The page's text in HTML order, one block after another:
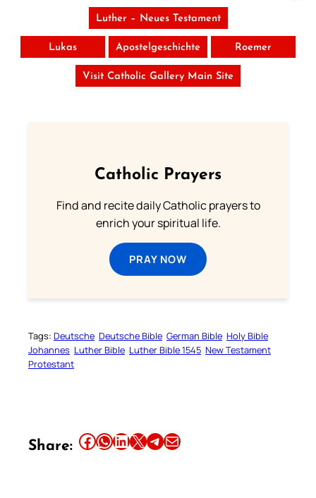
Luther – Neues Testament
Lukas Apostelgeschichte Roemer
Visit Catholic Gallery Main Site
Catholic Prayers
Find and recite daily Catholic prayers to
enrich your spiritual life.
PRAY NOW
Tags: Deutsche Deutsche Bible German Bible Holy Bible
Johannes Luther Bible Luther Bible 1545 New Testament
Protestant
Share: Share this article on Facebook Share this article on WhatsApp Share this article on LinkedIn Share this article on X Share this article on TelegramEmail this Article